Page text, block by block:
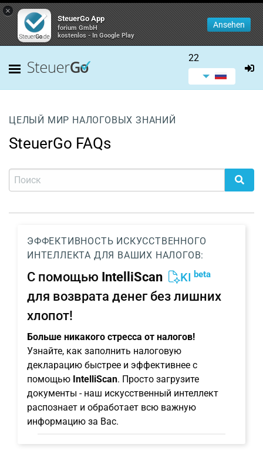
×
SteuerGo App
forium GmbH
kostenlos - In Google Play
Ansehen
22
ЦЕЛЫЙ МИР НАЛОГОВЫХ ЗНАНИЙ
SteuerGo FAQs
ЭФФЕКТИВНОСТЬ ИСКУССТВЕННОГО
ИНТЕЛЛЕКТА ДЛЯ ВАШИХ НАЛОГОВ:
С помощью IntelliScan KI beta
для возврата денег без лишних
хлопот!
Больше никакого стресса от налогов!
Узнайте, как заполнить налоговую
декларацию быстрее и эффективнее с
помощью IntelliScan. Просто загрузите
документы - наш искусственный интеллект
распознает и обработает всю важную
информацию за Вас.